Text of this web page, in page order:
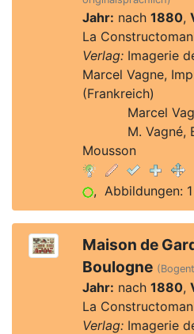
Jahr: nach 1880,
La
Verlag:Imagerie
Marcel Vagne,
(Frankreich)
Marcel
M. Vagné,
Mousson
, Abbildungen: 1
Maison de
Boulogne
Jahr: nach 1880,
La
Verlag:Imagerie